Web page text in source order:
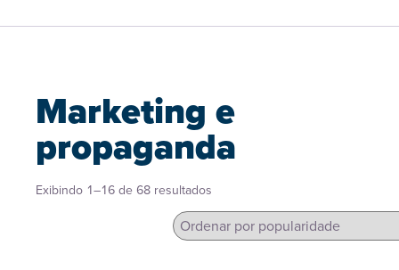
Marketing e
propaganda
Exibindo 1–16 de 68 resultados
popularidade